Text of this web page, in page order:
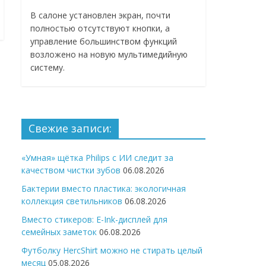
В салоне установлен экран, почти
полностью отсутствуют кнопки, а
управление большинством функций
возложено на новую мультимедийную
систему.
Свежие записи:
«Умная» щётка Philips с ИИ следит за
качеством чистки зубов 06.08.2026
Бактерии вместо пластика: экологичная
коллекция светильников 06.08.2026
Вместо стикеров: E-Ink-дисплей для
семейных заметок 06.08.2026
Футболку HercShirt можно не стирать целый
месяц 05.08.2026